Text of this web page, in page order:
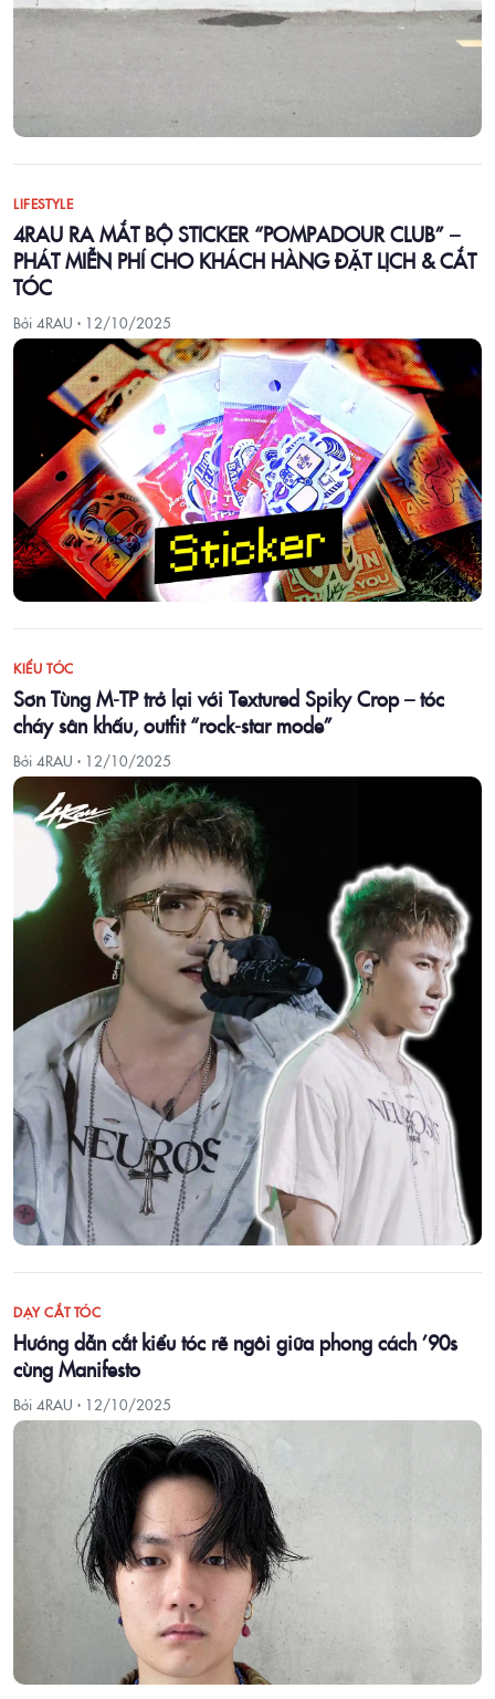
LIFESTYLE
4RAU RA MẮT BỘ STICKER “POMPADOUR CLUB” –
PHÁT MIỄN PHÍ CHO KHÁCH HÀNG ĐẶT LỊCH & CẮT
TÓC
Bởi 4RAU · 12/10/2025
KIỂU TÓC
Sơn Tùng M-TP trở lại với Textured Spiky Crop – tóc
cháy sân khấu, outfit “rock-star mode”
Bởi 4RAU · 12/10/2025
DẠY CẮT TÓC
Hướng dẫn cắt kiểu tóc rẽ ngôi giữa phong cách ’90s
cùng Manifesto
Bởi 4RAU · 12/10/2025